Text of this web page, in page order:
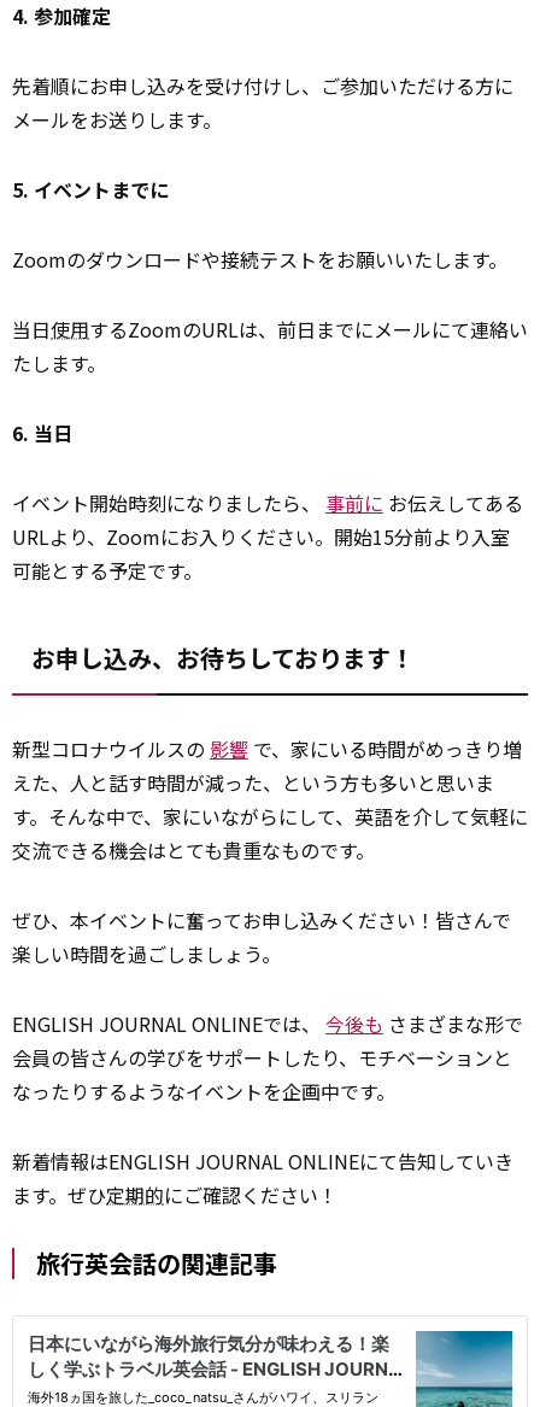
4. 参加確定
先着順にお申し込みを受け付けし、ご参加いただける方に
メールをお送りします。
5. イベントまでに
Zoomのダウンロードや接続テストをお願いいたします。
当日使用するZoomのURLは、前日までにメールにて連絡い
たします。
6. 当日
イベント開始時刻になりましたら、 事前に お伝えしてある
URLより、Zoomにお入りください。開始15分前より入室
可能とする予定です。
お申し込み、お待ちしております！
新型コロナウイルスの 影響 で、家にいる時間がめっきり増
えた、人と話す時間が減った、という方も多いと思いま
す。そんな中で、家にいながらにして、英語を介して気軽に
交流できる機会はとても貴重なものです。
ぜひ、本イベントに奮ってお申し込みください！皆さんで
楽しい時間を過ごしましょう。
ENGLISH JOURNAL ONLINEでは、 今後も さまざまな形で
会員の皆さんの学びをサポートしたり、モチベーションと
なったりするようなイベントを企画中です。
新着情報はENGLISH JOURNAL ONLINEにて告知していき
ます。ぜひ定期的にご確認ください！
旅行英会話の関連記事